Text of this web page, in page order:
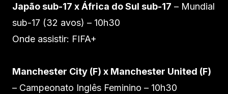
Japão sub-17 x África do Sul sub-17 – Mundial
sub-17 (32 avos) – 10h30
Onde assistir: FIFA+
Manchester City (F) x Manchester United (F)
– Campeonato Inglês Feminino – 10h30